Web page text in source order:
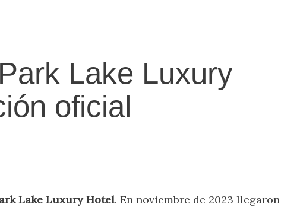
Lake Luxury
oficial
Lake Luxury Hotel. En noviembre de 2023 llegaron